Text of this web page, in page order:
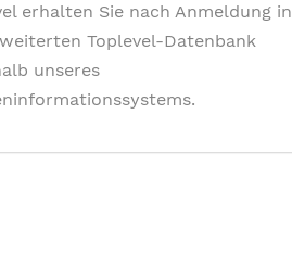
erhalten Sie nach Anmeldung in
Toplevel-Datenbank
unseres